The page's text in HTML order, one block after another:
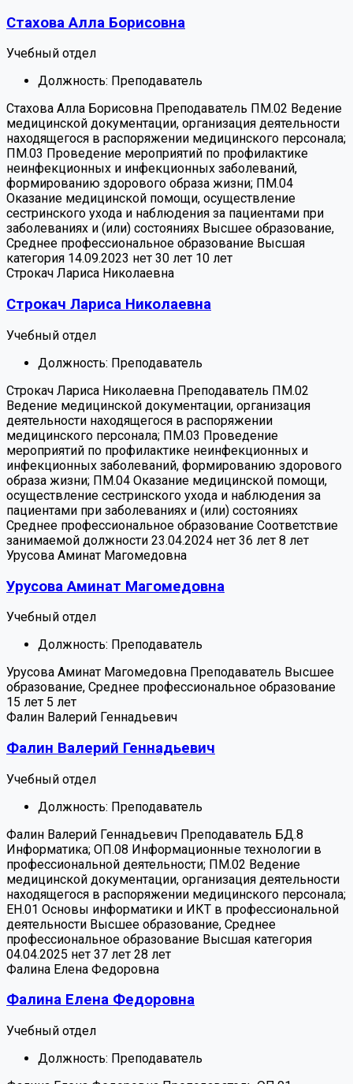
Стахова Алла Борисовна
Учебный отдел
Должность: Преподаватель
Стахова Алла Борисовна Преподаватель ПМ.02 Ведение
медицинской документации, организация деятельности
находящегося в распоряжении медицинского персонала;
ПМ.03 Проведение мероприятий по профилактике
неинфекционных и инфекционных заболеваний,
формированию здорового образа жизни; ПМ.04
Оказание медицинской помощи, осуществление
сестринского ухода и наблюдения за пациентами при
заболеваниях и (или) состояниях Высшее образование,
Среднее профессиональное образование Высшая
категория 14.09.2023 нет 30 лет 10 лет
Строкач Лариса Николаевна
Строкач Лариса Николаевна
Учебный отдел
Должность: Преподаватель
Строкач Лариса Николаевна Преподаватель ПМ.02
Ведение медицинской документации, организация
деятельности находящегося в распоряжении
медицинского персонала; ПМ.03 Проведение
мероприятий по профилактике неинфекционных и
инфекционных заболеваний, формированию здорового
образа жизни; ПМ.04 Оказание медицинской помощи,
осуществление сестринского ухода и наблюдения за
пациентами при заболеваниях и (или) состояниях
Среднее профессиональное образование Соответствие
занимаемой должности 23.04.2024 нет 36 лет 8 лет
Урусова Аминат Магомедовна
Урусова Аминат Магомедовна
Учебный отдел
Должность: Преподаватель
Урусова Аминат Магомедовна Преподаватель Высшее
образование, Среднее профессиональное образование
15 лет 5 лет
Фалин Валерий Геннадьевич
Фалин Валерий Геннадьевич
Учебный отдел
Должность: Преподаватель
Фалин Валерий Геннадьевич Преподаватель БД.8
Информатика; ОП.08 Информационные технологии в
профессиональной деятельности; ПМ.02 Ведение
медицинской документации, организация деятельности
находящегося в распоряжении медицинского персонала;
ЕН.01 Основы информатики и ИКТ в профессиональной
деятельности Высшее образование, Среднее
профессиональное образование Высшая категория
04.04.2025 нет 37 лет 28 лет
Фалина Елена Федоровна
Фалина Елена Федоровна
Учебный отдел
Должность: Преподаватель